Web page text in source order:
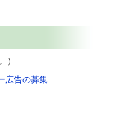
広告の募集